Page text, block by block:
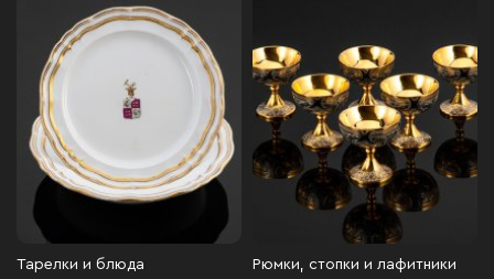
Тарелки и блюда Рюмки, стопки и лафитники